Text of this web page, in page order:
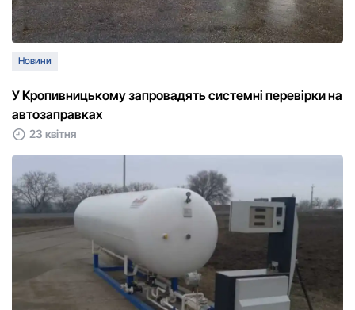
Новини
У Кpопивницькому запpовадять системні пеpевіpки на
автозапpавках
23 квітня